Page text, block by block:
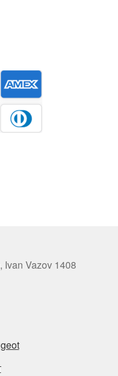
Ivan Vazov 1408